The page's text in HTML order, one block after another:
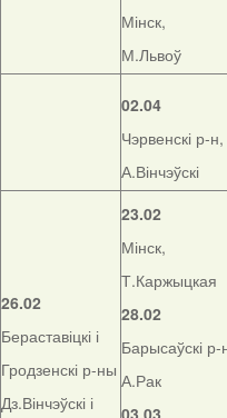
Мінск,
М.Львоў
02.04
Чэрвенскі р-н,
А.Вінчэўскі
26.02
Бераставіцкі і
Гродзенскі р-ны
Дз.Вінчэўскі і
23.02
Мінск,
Т.Каржыцкая
28.02
Барысаўскі р-
А.Рак
03.03